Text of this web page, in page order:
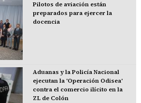
Pilotos de aviación están
preparados para ejercer la
docencia
Aduanas y la Policía Nacional
ejecutan la 'Operación Odisea'
contra el comercio ilícito en la
ZL de Colón